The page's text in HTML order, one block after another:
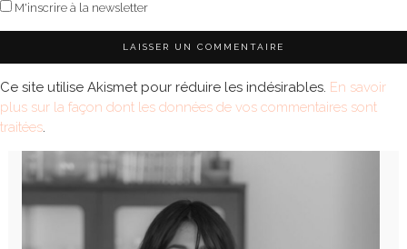
M'inscrire à la newsletter
Ce site utilise Akismet pour réduire les indésirables. En savoir
plus sur la façon dont les données de vos commentaires sont
traitées.